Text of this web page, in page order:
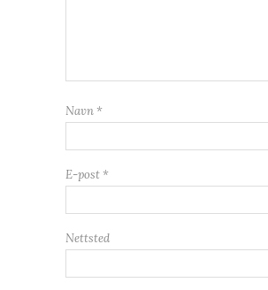
Navn *
E-post *
Nettsted